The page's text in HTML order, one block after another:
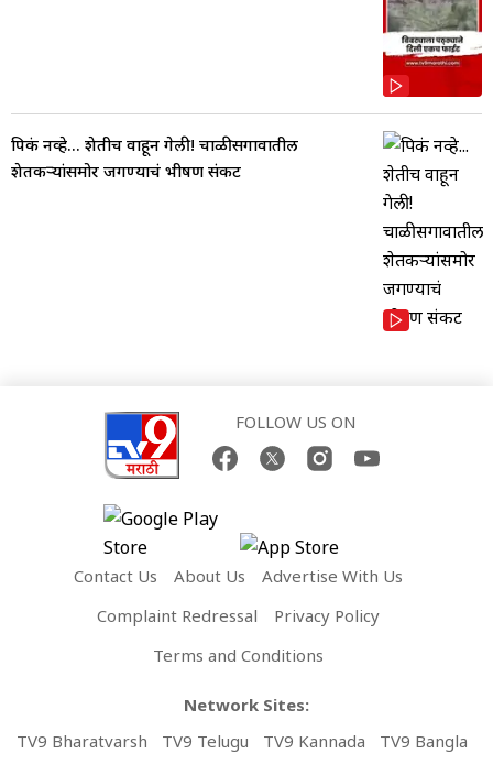
पिकं नव्हे... शेतीच वाहून गेली! चाळीसगावातील
शेतकऱ्यांसमोर जगण्याचं भीषण संकट
FOLLOW US ON
Contact Us About Us
Advertise With Us
Complaint Redressal
Privacy Policy
Terms and Conditions
Network Sites:
TV9 Bharatvarsh
TV9 Telugu TV9 Kannada TV9 Bangla